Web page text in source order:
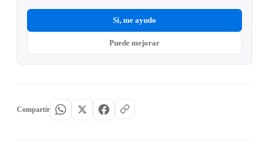
Si, me ayudo
Puede mejorar
Compartir